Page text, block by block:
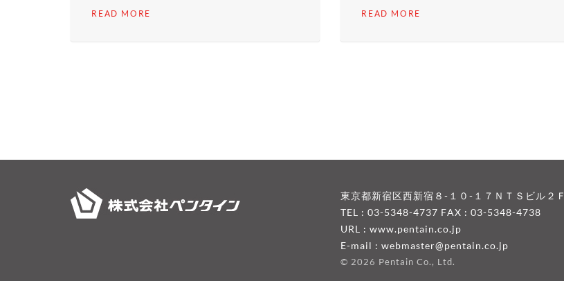
READ MORE READ MORE
東京都新宿区西新宿８-１０-１７ＮＴＳビル２Ｆ
TEL : 03-5348-4737 FAX : 03-5348-4738
URL : www.pentain.co.jp
E-mail : webmaster@pentain.co.jp
© 2026 Pentain Co., Ltd.